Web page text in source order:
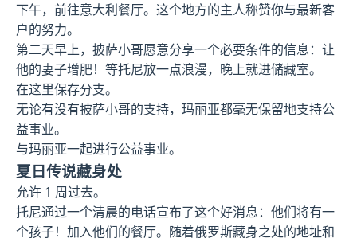
下午，前往意大利餐厅。这个地方的主人称赞你与最新客
户的努力。
第二天早上，披萨小哥愿意分享一个必要条件的信息：让
他的妻子增肥！等托尼放一点浪漫，晚上就进储藏室。
在这里保存分支。
无论有没有披萨小哥的支持，玛丽亚都毫无保留地支持公
益事业。
与玛丽亚一起进行公益事业。
夏日传说藏身处
允许 1 周过去。
托尼通过一个清晨的电话宣布了这个好消息：他们将有一
个孩子！加入他们的餐厅。随着俄罗斯藏身之处的地址和